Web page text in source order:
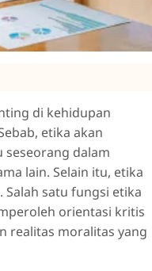
di kehidupan
etika akan
dalam
lain. Selain itu, etika
satu fungsi etika
orientasi kritis
realitas moralitas yang